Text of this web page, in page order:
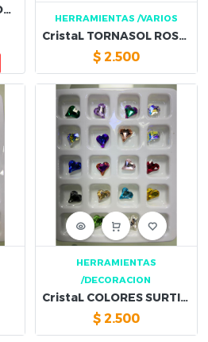
CAJA CRISTALES COLORES PASTEL
HERRAMIENTAS /VARIOS
CristaL TORNASOL ROSADO
$ 2.500
HERRAMIENTAS
/DECORACION
CristaL COLORES SURTIDOS
$ 2.500